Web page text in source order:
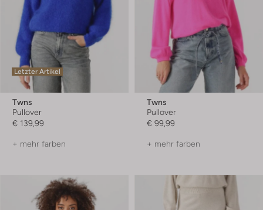
Letzter Artikel
Twns
Pullover
€ 139,99
+ mehr farben
Twns
Pullover
€ 99,99
+ mehr farben